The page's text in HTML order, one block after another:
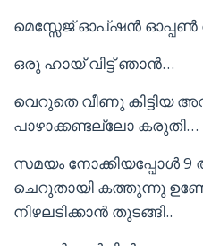
മെസ്സേജ് ഓപ്ഷൻ ഓപ്പൺ
ഒരു ഹായ് വിട്ട് ഞാൻ…
വെറുതെ വീണു കിട്ടിയ
പാഴാക്കണ്ടല്ലോ കരുതി…
സമയം നോക്കിയപ്പോൾ 9
ചെറുതായി കത്തുന്നു
നിഴലടിക്കാൻ തുടങ്ങി..